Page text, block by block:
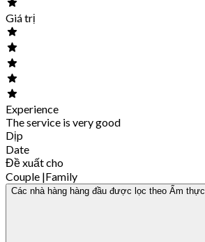
Giá trị
Experience
The service is very good
Dịp
Date
Đề xuất cho
Couple |Family
Các nhà hàng hàng đầu được lọc theo Ẩm thực